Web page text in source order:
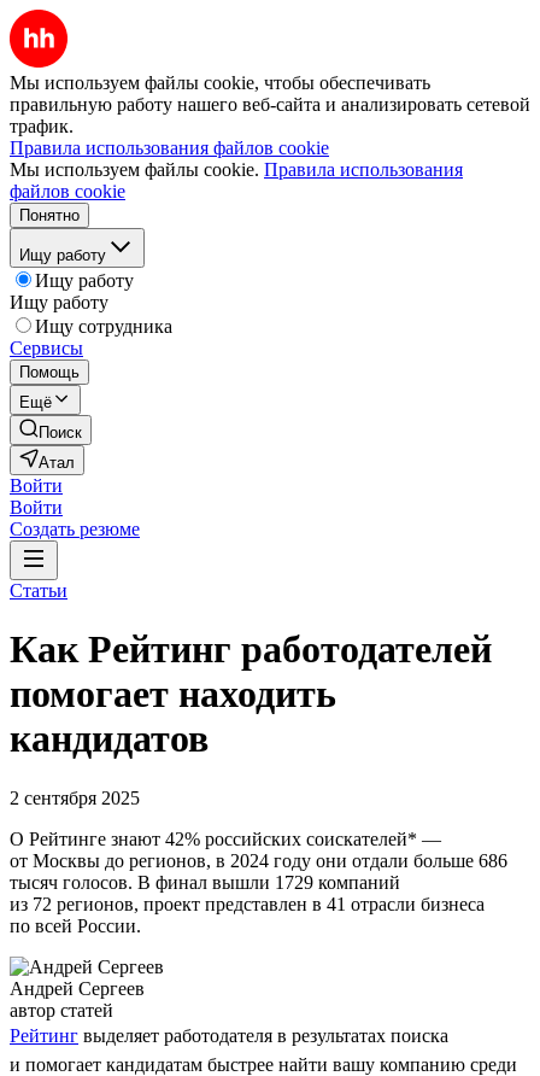
Мы используем файлы cookie, чтобы обеспечивать
правильную работу нашего веб-сайта и анализировать сетевой
трафик.
Правила использования файлов cookie
Мы используем файлы cookie. Правила использования
файлов cookie
Понятно
Ищу работу
Ищу работу
Ищу работу
Ищу сотрудника
Сервисы
Помощь
Ещё
Поиск
Атал
Войти
Войти
Создать резюме
Статьи
Как Рейтинг работодателей
помогает находить
кандидатов
2 сентября 2025
О Рейтинге знают 42% российских соискателей* —
от Москвы до регионов, в 2024 году они отдали больше 686
тысяч голосов. В финал вышли 1729 компаний
из 72 регионов, проект представлен в 41 отрасли бизнеса
по всей России.
Андрей Сергеев
автор статей
Рейтинг выделяет работодателя в результатах поиска
и помогает кандидатам быстрее найти вашу компанию среди